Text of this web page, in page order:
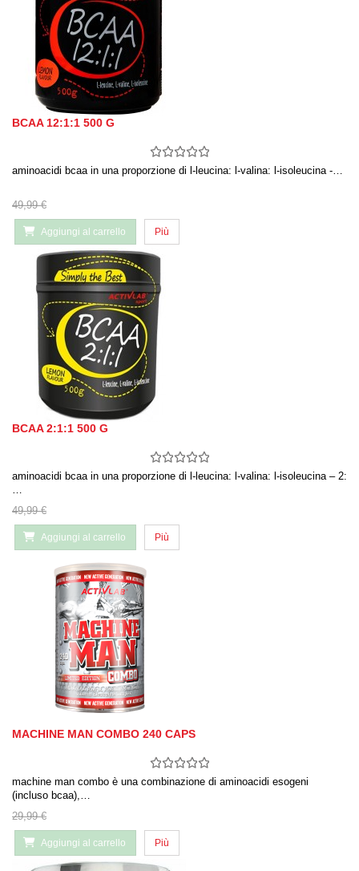
BCAA 12:1:1 500 G
aminoacidi bcaa in una proporzione di l-leucina: l-valina: l-isoleucina -…
49,99 €
Aggiungi al carrello Più
BCAA 2:1:1 500 G
aminoacidi bcaa in una proporzione di l-leucina: l-valina: l-isoleucina – 2:
…
49,99 €
Aggiungi al carrello Più
MACHINE MAN COMBO 240 CAPS
machine man combo è una combinazione di aminoacidi esogeni
(incluso bcaa),…
29,99 €
Aggiungi al carrello Più